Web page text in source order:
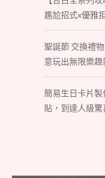
尷尬招式x優雅
聖誕節 交換禮
意玩出無限樂
簡易生日卡片
貼，到達人級